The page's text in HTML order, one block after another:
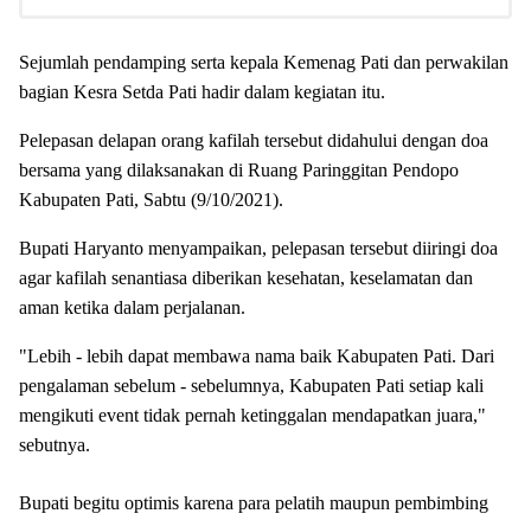
Sejumlah pendamping serta kepala Kemenag Pati dan perwakilan
bagian Kesra Setda Pati hadir dalam kegiatan itu.
Pelepasan delapan orang kafilah tersebut didahului dengan doa
bersama yang dilaksanakan di Ruang Paringgitan Pendopo
Kabupaten Pati, Sabtu (9/10/2021).
Bupati Haryanto menyampaikan, pelepasan tersebut diiringi doa
agar kafilah senantiasa diberikan kesehatan, keselamatan dan
aman ketika dalam perjalanan.
"Lebih - lebih dapat membawa nama baik Kabupaten Pati. Dari
pengalaman sebelum - sebelumnya, Kabupaten Pati setiap kali
mengikuti event tidak pernah ketinggalan mendapatkan juara,"
sebutnya.
Bupati begitu optimis karena para pelatih maupun pembimbing